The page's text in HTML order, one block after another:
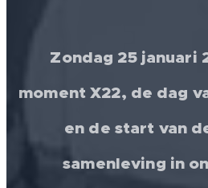
Zondag 25 januari
moment X22, de dag
en de start van
samenleving in